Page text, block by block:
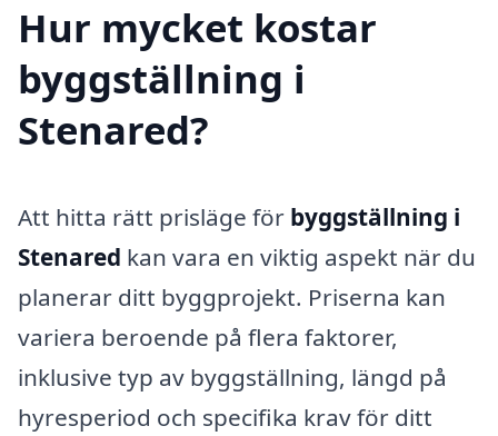
Hur mycket kostar
byggställning i
Stenared?
Att hitta rätt prisläge för byggställning i
Stenared kan vara en viktig aspekt när du
planerar ditt byggprojekt. Priserna kan
variera beroende på flera faktorer,
inklusive typ av byggställning, längd på
hyresperiod och specifika krav för ditt